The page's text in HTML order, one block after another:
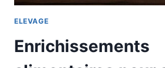
ELEVAGE
Enrichissements